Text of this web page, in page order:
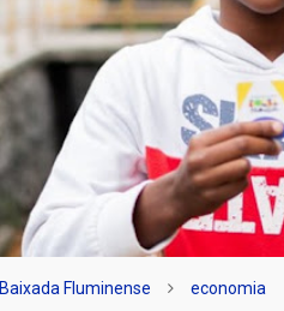
Baixada Fluminense economia